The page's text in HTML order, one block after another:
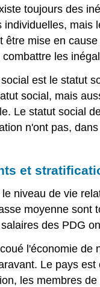
toujours des
mise en
les
est le statut
social, mais
Le statut social
n'ont pas,
et
niveau de vie
moyenne
des PDG
l'économie
Le pays
les membres